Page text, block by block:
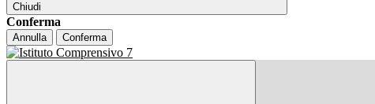
Chiudi
Conferma
Annulla Conferma